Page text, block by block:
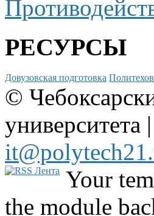
РЕСУРСЫ
Довузовская подготовка
©
Your
the module